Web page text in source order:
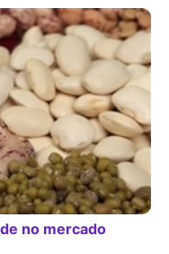
no mercado